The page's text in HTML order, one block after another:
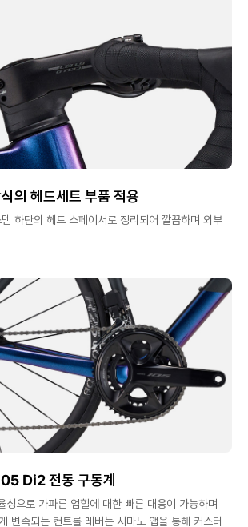
의 헤드세트 부품 적용
하단의 헤드 스페이서로 정리되어 깔끔하며 외부
Di2 전동 구동계
으로 가파른 업힐에 대한 빠른 대응이 가능하며
변속되는 컨트롤 레버는 시마노 앱을 통해 커스터